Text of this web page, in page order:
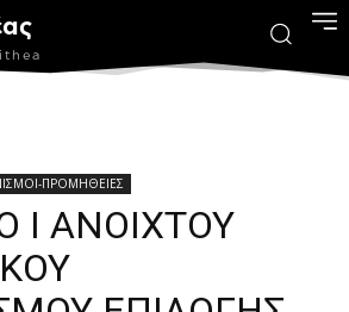
ΠΡΟΜΗΘΕΙΕΣ
Ι ΑΝΟΙΧΤΟΥ